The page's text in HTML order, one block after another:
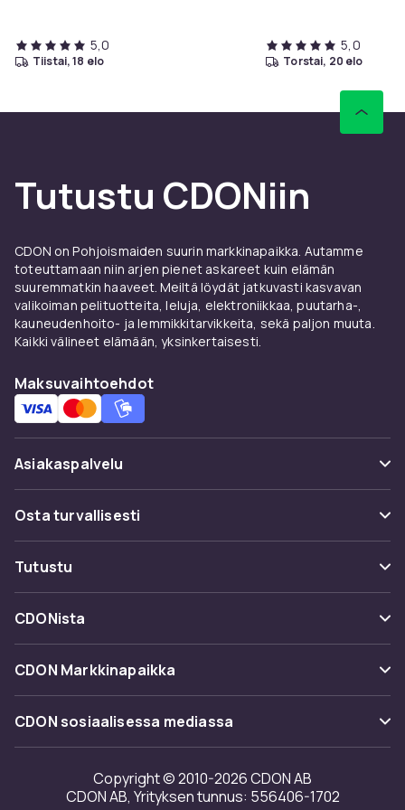
laitteita. Tarvitset vain älypistokkeen, Zigbee-
yhdyskäytävän ja Wi-Fi yhteyden. Intuitiivinen
sovelluksemme antaa sinulle mahdollisuuden kytkeä
laitteet päälle ja pois päältä etänä ja automaattisesti.
Tuoteturvallisuustiedot
5,0
tiistai, 18 elo
5,0
torstai, 20 elo
Tutustu CDONiin
CDON on Pohjoismaiden suurin markkinapaikka. Autamme
toteuttamaan niin arjen pienet askareet kuin elämän
suuremmatkin haaveet. Meiltä löydät jatkuvasti kasvavan
valikoiman pelituotteita, leluja, elektroniikkaa, puutarha-,
kauneudenhoito- ja lemmikkitarvikkeita, sekä paljon muuta.
Kaikki välineet elämään, yksinkertaisesti.
Maksuvaihtoehdot
Asiakaspalvelu
Usein kysyttyä (UKK)
Seuraa pakettia
Ota yhteyttä
Osta turvallisesti
Maksuvaihtoehdot
Toimitus
Takaisinvedot
Tutustu
Kategoriat
Tuotemerkit
CDONista
Tietoa meistä
Asiakasarvionnit
Investor relations
CDON Markkinapaikka
Merchant Help Center
CDON sosiaalisessa mediassa
Copyright © 2010-2026 CDON AB
CDON AB, Yrityksen tunnus: 556406-1702